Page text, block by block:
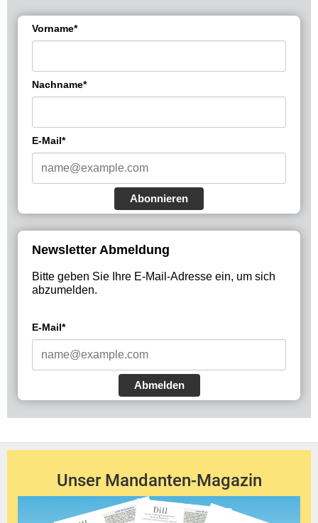
Vorname*
Nachname*
E-Mail*
Abonnieren
Newsletter Abmeldung
Bitte geben Sie Ihre E-Mail-Adresse ein, um sich
abzumelden.
E-Mail*
Abmelden
Unser Mandanten-Magazin